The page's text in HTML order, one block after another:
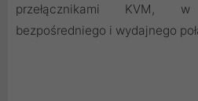
przełącznikami KVM,
bezpośredniego i wydajnego